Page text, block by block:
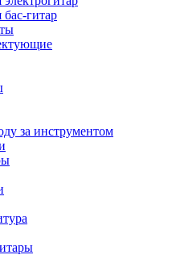
гитар
за инструментом